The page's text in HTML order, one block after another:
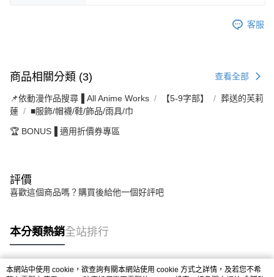
客服
商品相關分類 (3) 查看全部
📌依動漫作品搜尋▐ All Anime Works 【5-9字部】
葬送的芙莉
蓮
■服飾/帽襪/鞋/飾品/雨具/巾
🏆 BONUS▐ 適用折價券專區
評價
喜歡這個商品嗎？購買後給他一個好評吧
本分類熱銷全站排行
本網站中使用 cookie，欲查詢有關本網站使用 cookie 方式之詳情，及若您不希